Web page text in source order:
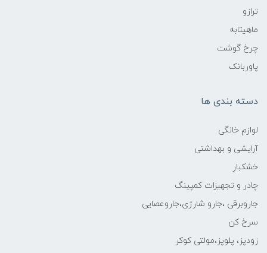
ترازو
ماهیتابه
چرخ گوشت
پاوربانک
دسته بندی ها
لوازم خانگی
آرایشی و بهداشتی
خشکبار
چادر و تجهیزات کمپینگ
جاروبرقی ،جارو شارژی،جاروعصایی
سرخ کن
زودپز، پلوپز،مولتی کوکر